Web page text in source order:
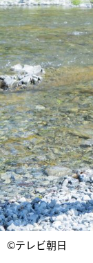
©テレビ朝日